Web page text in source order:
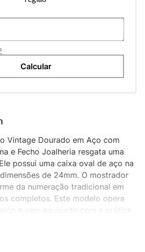
Vintage Dourado em Aço com
e Fecho Joalheria resgata uma
possui uma caixa oval de aço na
de 24mm. O mostrador
da numeração tradicional em
completos. Este modelo opera
e vem equipado com a prática